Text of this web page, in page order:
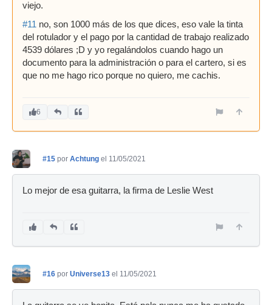
viejo.
#11 no, son 1000 más de los que dices, eso vale la tinta
del rotulador y el pago por la cantidad de trabajo realizado
4539 dólares ;D y yo regalándolos cuando hago un
documento para la administración o para el cartero, si es
que no me hago rico porque no quiero, me cachis.
6
#15 por Achtung el 11/05/2021
Lo mejor de esa guitarra, la firma de Leslie West
#16 por Universe13 el 11/05/2021